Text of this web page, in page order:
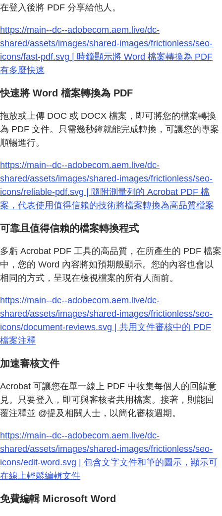
在登入後將 PDF 分享給他人。
https://main--dc--adobecom.aem.live/dc-
shared/assets/images/shared-images/frictionless/seo-
icons/fast-pdf.svg | 時鐘顯示將 Word 檔案轉換為 PDF
有多麼快速
快速將 Word 檔案轉換為 PDF
拖放或上傳 DOC 或 DOCX 檔案，即可將您的檔案轉換
為 PDF 文件。只需幾秒鐘就能完成轉換，可讓您的專案
順暢進行。
https://main--dc--adobecom.aem.live/dc-
shared/assets/images/shared-images/frictionless/seo-
icons/reliable-pdf.svg | 隨附測量列的 Acrobat PDF 檔
案，代表使用值得信賴的技術將檔案轉換為高品質檔案
可靠且值得信賴的檔案轉換程式
多虧 Acrobat PDF 工具的高品質，在所產生的 PDF 檔案
中，您的 Word 內容將如預期般顯示。您的內容也會以
相同的方式，呈現在檢視檔案的所有人面前。
https://main--dc--adobecom.aem.live/dc-
shared/assets/images/shared-images/frictionless/seo-
icons/document-reviews.svg | 共用文件審核中的 PDF
檔案注釋
加速審核文件
Acrobat 可讓您在單一線上 PDF 中收集每個人的回饋意
見。只要登入，即可與審核者共用檔案。接著，則能回
覆注釋並 @提及相關人士，以簡化審核週期。
https://main--dc--adobecom.aem.live/dc-
shared/assets/images/shared-images/frictionless/seo-
icons/edit-word.svg | 包含文字文件和筆的圖示，顯示可
在線上輕鬆編輯文件
免費編輯 Microsoft Word